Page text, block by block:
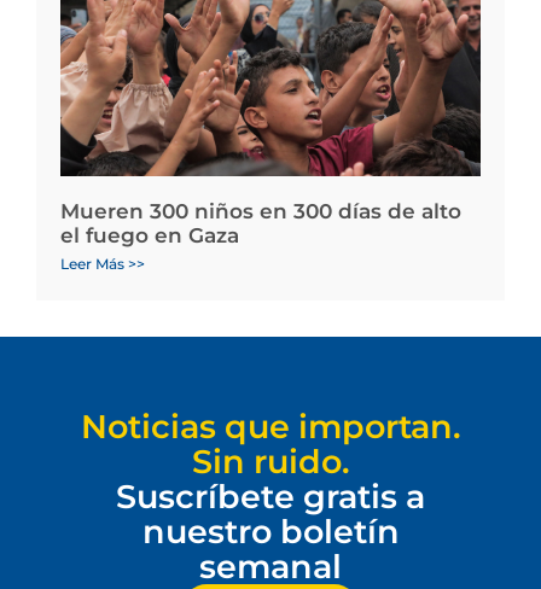
Mueren 300 niños en 300 días de alto
el fuego en Gaza
Leer Más >>
Noticias que importan.
Sin ruido.
Suscríbete gratis a
nuestro boletín
semanal